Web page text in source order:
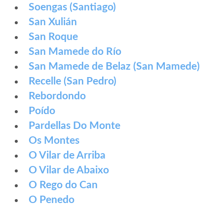
Soengas (Santiago)
San Xulián
San Roque
San Mamede do Río
San Mamede de Belaz (San Mamede)
Recelle (San Pedro)
Rebordondo
Poído
Pardellas Do Monte
Os Montes
O Vilar de Arriba
O Vilar de Abaixo
O Rego do Can
O Penedo